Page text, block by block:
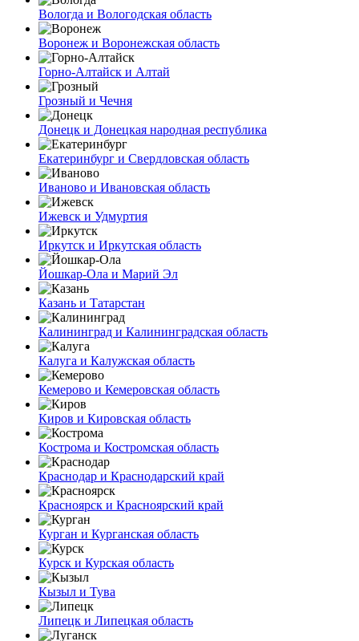
Вологда и Вологодская область
Воронеж и Воронежская область
Горно-Алтайск и Алтай
Грозный и Чечня
Донецк и Донецкая народная республика
Екатеринбург и Свердловская область
Иваново и Ивановская область
Ижевск и Удмуртия
Иркутск и Иркутская область
Йошкар-Ола и Марий Эл
Казань и Татарстан
Калининград и Калининградская область
Калуга и Калужская область
Кемерово и Кемеровская область
Киров и Кировская область
Кострома и Костромская область
Краснодар и Краснодарский край
Красноярск и Красноярский край
Курган и Курганская область
Курск и Курская область
Кызыл и Тува
Липецк и Липецкая область